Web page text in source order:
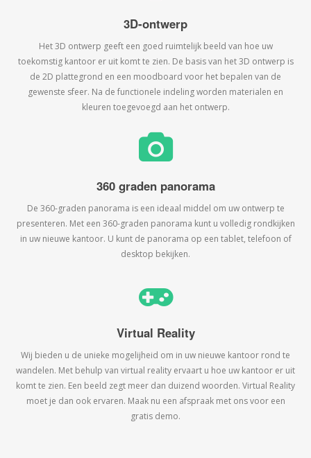
3D-ontwerp
Het 3D ontwerp geeft een goed ruimtelijk beeld van hoe uw
toekomstig kantoor er uit komt te zien. De basis van het 3D ontwerp is
de 2D plattegrond en een moodboard voor het bepalen van de
gewenste sfeer. Na de functionele indeling worden materialen en
kleuren toegevoegd aan het ontwerp.
360 graden panorama
De 360-graden panorama is een ideaal middel om uw ontwerp te
presenteren. Met een 360-graden panorama kunt u volledig rondkijken
in uw nieuwe kantoor. U kunt de panorama op een tablet, telefoon of
desktop bekijken.
Virtual Reality
Wij bieden u de unieke mogelijheid om in uw nieuwe kantoor rond te
wandelen. Met behulp van virtual reality ervaart u hoe uw kantoor er uit
komt te zien. Een beeld zegt meer dan duizend woorden. Virtual Reality
moet je dan ook ervaren. Maak nu een afspraak met ons voor een
gratis demo.